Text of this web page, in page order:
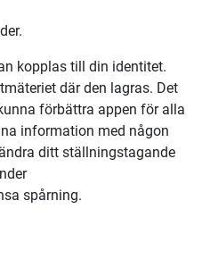
kopplas till din identitet.
där den lagras. Det
förbättra appen för alla
information med någon
ditt ställningstagande
spårning.